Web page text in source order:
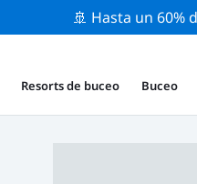
🚢 Hasta un 60%
Resorts de buceo Buceo